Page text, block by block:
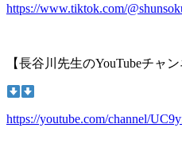
https://www.tiktok.com/
【長谷川先生のYouTubeチャン
https://youtube.com/channel/